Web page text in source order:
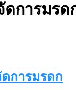
ดการมรด